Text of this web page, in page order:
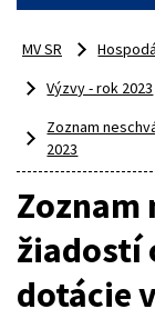
MV SR
Výzvy - rok 2023
Zoznam
2023
Zoznam
žiadostí
dotácie